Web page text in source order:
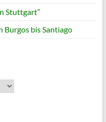
Stuttgart”
Burgos bis Santiago